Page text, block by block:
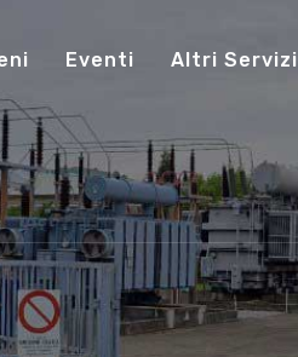
Eventi Altri Servizi